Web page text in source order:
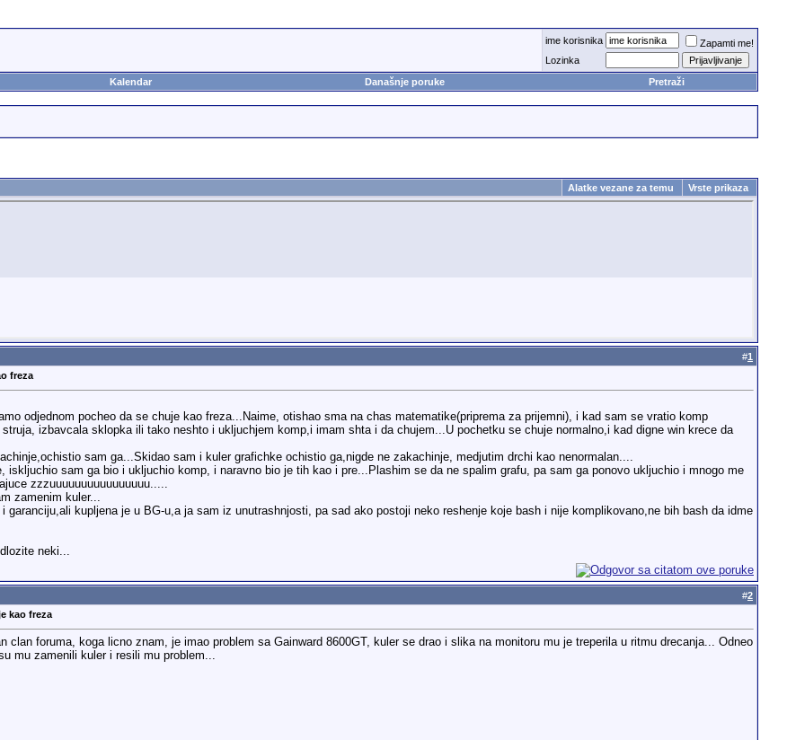
ime korisnika
Zapamti me!
Lozinka
Kalendar Današnje poruke Pretraži
Alatke vezane za temu
Vrste prikaza
#1
freza
odjednom pocheo da se chuje kao freza...Naime, otishao sma na chas matematike(priprema za prijemni), i kad sam se vratio komp
izbavcala sklopka ili tako neshto i ukljuchjem komp,i imam shta i da chujem...U pochetku se chuje normalno,i kad digne win krece da
sam ga...Skidao sam i kuler grafichke ochistio ga,nigde ne zakachinje, medjutim drchi kao nenormalan....
iskljuchio sam ga bio i ukljuchio komp, i naravno bio je tih kao i pre...Plashim se da ne spalim grafu, pa sam ga ponovo ukljuchio i mnogo me
zzzuuuuuuuuuuuuuuuu.....
zamenim kuler...
garanciju,ali kupljena je u BG-u,a ja sam iz unutrashnjosti, pa sad ako postoji neko reshenje koje bash i nije komplikovano,ne bih bash da idme
neki...
#2
kao freza
foruma, koga licno znam, je imao problem sa Gainward 8600GT, kuler se drao i slika na monitoru mu je treperila u ritmu drecanja... Odneo
mu zamenili kuler i resili mu problem...